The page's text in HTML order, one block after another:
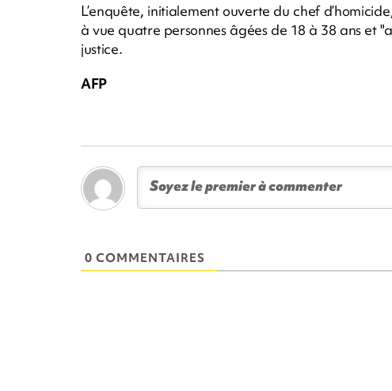
L’enquête, initialement ouverte du chef
à vue quatre personnes âgées de 18 à 38 ans et
justice.
AFP
0 COMMENTAIRES